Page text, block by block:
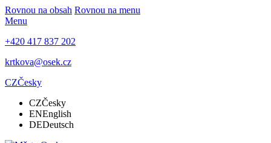
Rovnou na obsah Rovnou na menu
Menu
+420 417 837 202
krtkova@osek.cz
CZČesky
CZČesky
ENEnglish
DEDeutsch